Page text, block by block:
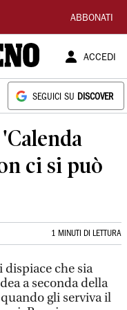
ABBONATI
ACCEDI
SEGUICI SU DISCOVER
ci si può
1 MINUTI DI LETTURA
dispiace che sia
a seconda della
gli serviva il